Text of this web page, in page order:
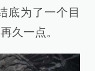
底为了一个目
久一点。